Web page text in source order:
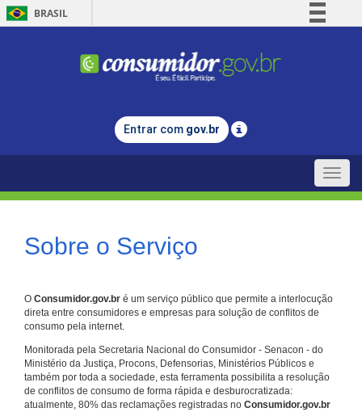
BRASIL
Comunica BR
Legislação
Entrar com gov.br
Toggle
Sobre o Serviço
O Consumidor.gov.br é um serviço público que permite a interlocução
direta entre consumidores e empresas para solução de conflitos de
consumo pela internet.
Monitorada pela Secretaria Nacional do Consumidor - Senacon - do
Ministério da Justiça, Procons, Defensorias, Ministérios Públicos e
também por toda a sociedade, esta ferramenta possibilita a resolução
de conflitos de consumo de forma rápida e desburocratizada:
atualmente, 80% das reclamações registradas no Consumidor.gov.br